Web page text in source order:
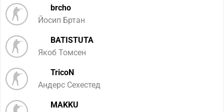
brcho
Йосип Бртан
BATISTUTA
Якоб Томсен
TricoN
Андерс Сехестед
MAKKU